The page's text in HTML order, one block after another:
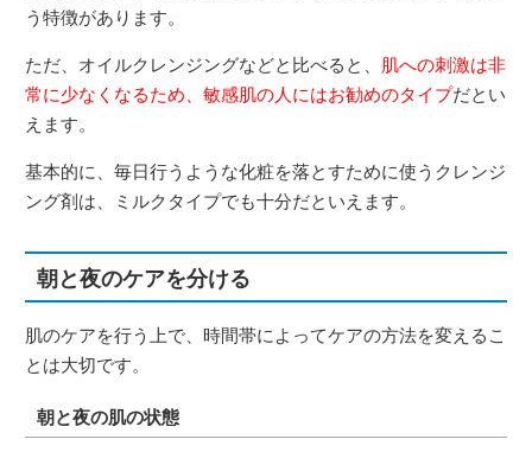
う特徴があります。
ただ、オイルクレンジングなどと比べると、 肌への刺激は非
常に少なくなるため、敏感肌の人にはお勧めのタイプだとい
えます。
基本的に、毎日行うような化粧を落とすために使うクレンジ
ング剤は、ミルクタイプでも十分だといえます。
朝と夜のケアを分ける
肌のケアを行う上で、時間帯によってケアの方法を変えるこ
とは大切です。
朝と夜の肌の状態